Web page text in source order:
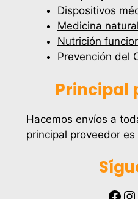
Dispositivos
Medicina natural
Nutrición
Prevención del
Principal
Hacemos envíos a
principal proveedor es